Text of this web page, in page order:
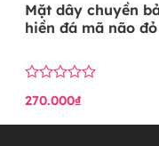
Mặt dây chuyền
hiền đá mã não đỏ
Được
xếp
hạng
270.000₫